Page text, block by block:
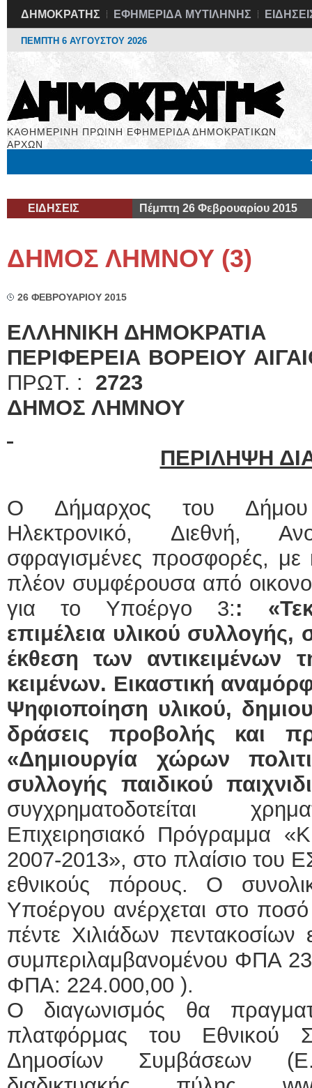
ΔΗΜΟΚΡΑΤΗΣ ΕΦΗΜΕΡΙΔΑ ΜΥΤΙΛΗΝΗΣ
ΠΕΜΠΤΗ 6 ΑΥΓΟΥΣΤΟΥ 2026
ΚΑΘΗΜΕΡΙΝΗ ΠΡΩΙΝΗ ΕΦΗΜΕΡΙΔΑ ΔΗΜΟΚΡΑΤΙΚΩΝ
ΑΡΧΩΝ
ΕΙΔΗΣΕΙΣ Πέμπτη 26 Φεβρουαρίου 2015
ΔΗΜΟΣ ΛΗΜΝΟΥ (3)
26 ΦΕΒΡΟΥΑΡΙΟΥ 2015
ΕΛΛΗΝΙΚΗ ΔΗΜΟΚΡΑΤΙΑ
ΠΕΡΙΦΕΡΕΙΑ ΒΟΡΕΙΟΥ
ΠΡΩΤ. : 2723
ΔΗΜΟΣ ΛΗΜΝΟΥ
ΠΕΡΙΛΗΨΗ
Ο Δήμαρχος του Δήμου
Ηλεκτρονικό, Διεθνή,
σφραγισμένες προσφορές, με
πλέον συμφέρουσα από
για το Υποέργο 3::
επιμέλεια υλικού
έκθεση των αντικειμένων
κειμένων. Εικαστική
Ψηφιοποίηση υλικού,
δράσεις προβολής και
«Δημιουργία χώρων
συλλογής παιδικού
συγχρηματοδοτείται
Επιχειρησιακό Πρόγραμμα
2007-2013», στο πλαίσιο
εθνικούς πόρους. Ο
Υποέργου ανέρχεται στο
πέντε Χιλιάδων
συμπεριλαμβανομένου ΦΠΑ
ΦΠΑ: 224.000,00 ).
Ο διαγωνισμός θα
πλατφόρμας του Εθνικού
Δημοσίων Συμβάσεων
ΕΙΔΙΚΟΣ ΚΑΡΔΙΟΛΟΓΟΣ
ΚΩΝΣΤΑΝΤΙΝΟΣ Ε.
Holter πίεσης και
Δοκιμασία
υπέρηχος
Μυτιλήνη Βουρνάζων
τηλ.2251302311
Γέρα:Παπάδος
Φυσικοθεραπεύτρια Manual
Πτυχιούχος
ΑΤΕΙ Θεσσαλονίκης-
Σύμβαση με ΕΟΠΥΥ
Ασκληπιού 39
τηλ. 22510-54898-